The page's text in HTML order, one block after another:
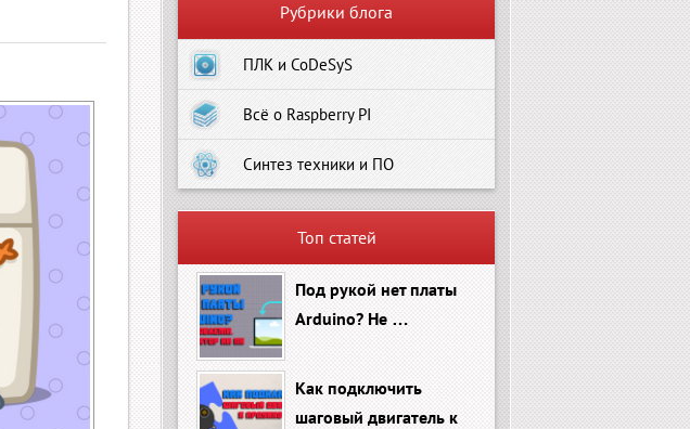
Рубрики блога
ПЛК и CoDeSyS
Всё о Raspberry PI
Синтез техники и ПО
Топ статей
Под рукой нет платы
Arduino? Не …
Как подключить
шаговый двигатель к